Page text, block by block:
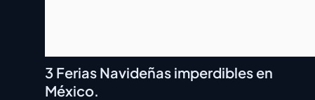
3 Ferias Navideñas imperdibles en
México.